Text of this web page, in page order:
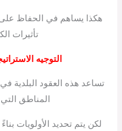
هكذا يساهم في الحفاظ على
تأثيرات
التوجيه
تساعد هذه العقود البلدية
المناطق
لكن يتم تحديد الأولويات